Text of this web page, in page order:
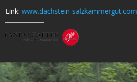
Link: www.dachstein-salzkammergut.com